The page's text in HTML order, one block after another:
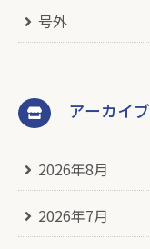
号外
アーカイブ
2026年8月
2026年7月